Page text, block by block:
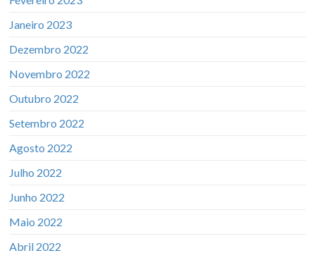
Janeiro 2023
Dezembro 2022
Novembro 2022
Outubro 2022
Setembro 2022
Agosto 2022
Julho 2022
Junho 2022
Maio 2022
Abril 2022